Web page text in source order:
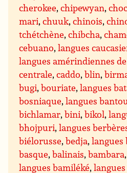
cherokee,chipewyan,
mari,chuuk,chinois,
tchétchène,chibcha,
cebuano,langues
langues amérindiennes
centrale,caddo,blin,
bugi,bouriate,langues
bosniaque,langues
bichlamar,bini,bikol,
bhojpuri,langues
biélorusse,bedja,langues
basque,balinais,bambara
langues bamiléké,